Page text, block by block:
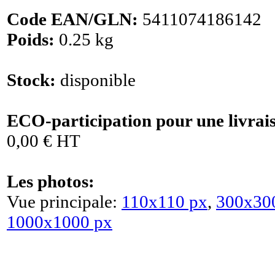
Code EAN/GLN: 5411074186142
Poids: 0.25 kg
Stock: disponible
ECO-participation pour une
0,00 € HT
Les photos:
Vue principale: 110x110 px,
1000x1000 px